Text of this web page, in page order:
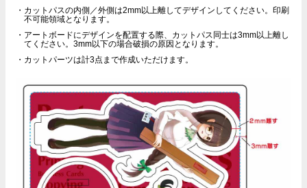
カットパスの内側／外側は2mm以上離してデザインしてください。印刷
不可能領域となります。
アートボードにデザインを配置する際、カットパス同士は3mm以上離し
てください。3mm以下の場合破損の原因となります。
カットパーツは計3点まで作成いただけます。